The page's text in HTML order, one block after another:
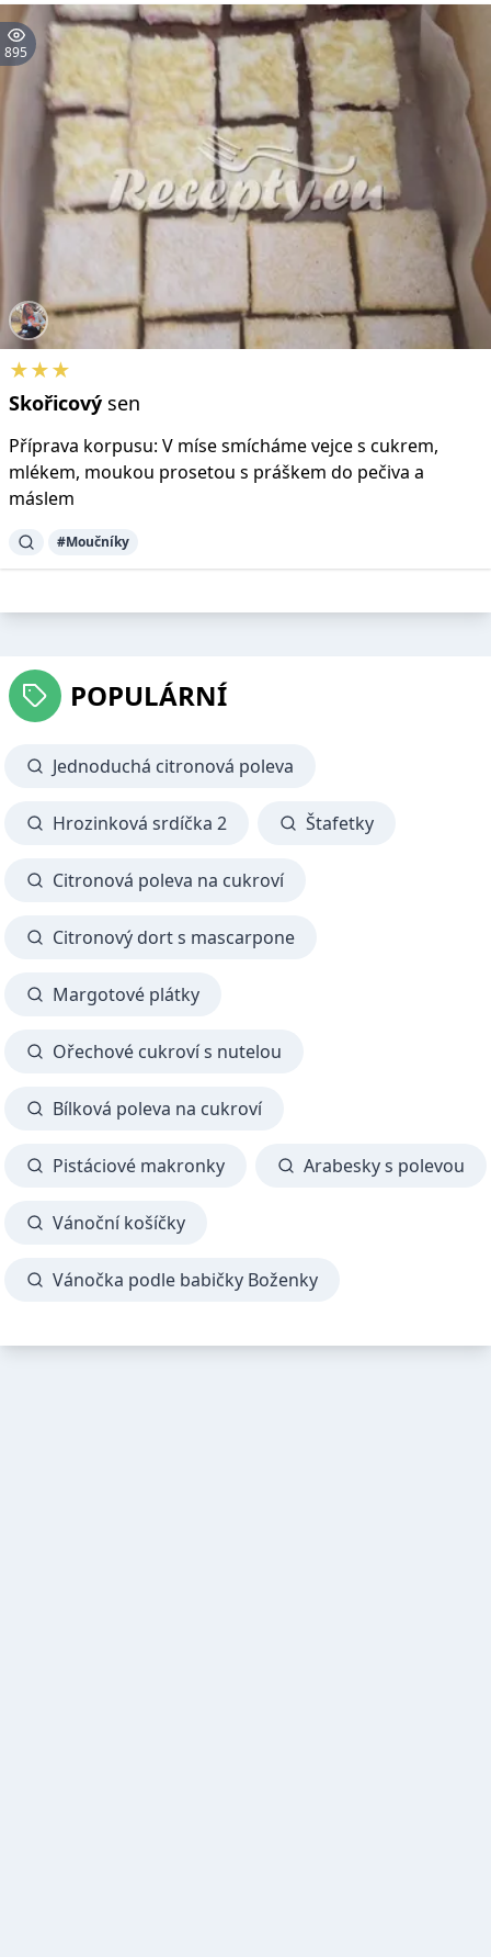
895
★★★
Skořicový sen
Příprava korpusu: V míse smícháme vejce s cukrem,
mlékem, moukou prosetou s práškem do pečiva a
máslem
#Moučníky
POPULÁRNÍ
Jednoduchá citronová poleva
Hrozinková srdíčka 2 Štafetky
Citronová poleva na cukroví
Citronový dort s mascarpone
Margotové plátky
Ořechové cukroví s nutelou
Bílková poleva na cukroví
Pistáciové makronky Arabesky s polevou
Vánoční košíčky
Vánočka podle babičky Boženky